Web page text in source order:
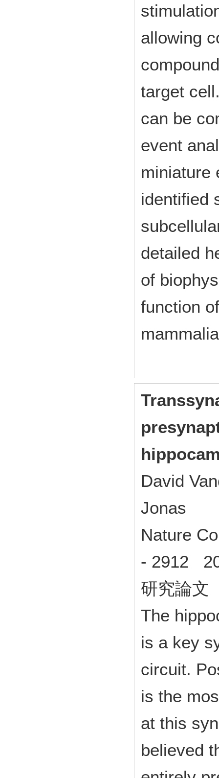
allowing
target
can be
event
miniature
identified
detailed
of
function
David
Jonas
Nature
- 2912
研究論文
The
is a key
circuit.
is the
at this
believed